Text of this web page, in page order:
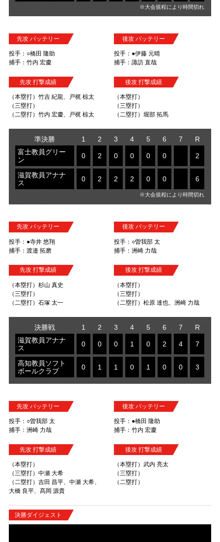
※大会規程により時間切れ
先攻 バッテリー
投手：○橋田 隆助
捕手：竹内 宏慶
後攻 バッテリー
投手：●伊藤 元晴
捕手：諏訪 直哉
先攻 打撃成績
（本塁打）竹吉 紀龍、戸梶 椋太
（三塁打）
（二塁打）竹内 宏慶、戸梶 椋太
後攻 打撃成績
（本塁打）
（三塁打）
（二塁打）堀部 拓馬
準決勝 1 2 3 4 5 6 7
R
富士教員グリー
ン
0 2 0 0 0 0 2
滋賀教員アナナ
ス
0 2 2 2 0 0 6
※大会規程により時間切れ
先攻 バッテリー
投手：●寺井 悠翔
捕手：渡邉 拓磨
後攻 バッテリー
投手：○曽我部 太
捕手：洲崎 力哉
先攻 打撃成績
（本塁打）杉山 真史
（三塁打）
（二塁打）石塚 太一
後攻 打撃成績
（本塁打）
（三塁打）
（二塁打）松原 達也、洲崎 力哉
決勝戦 1 2 3 4 5 6 7
R
滋賀教員アナナ
ス
0 0 0 1 0 2 4 7
高知教員ソフト
ボールクラブ
0 1 1 0 1 0 0 3
先攻 バッテリー
投手：○曽我部 太
捕手：洲崎 力哉
後攻 バッテリー
投手：●橋田 隆助
捕手：竹内 宏慶
先攻 打撃成績
（本塁打）
（三塁打）中瀬 大希
（二塁打）吉田 昌平、中瀬 大希、
大橋 良平、髙岡 源貴
後攻 打撃成績
（本塁打）武内 亮太
（三塁打）
（二塁打）
決勝ダイジェスト